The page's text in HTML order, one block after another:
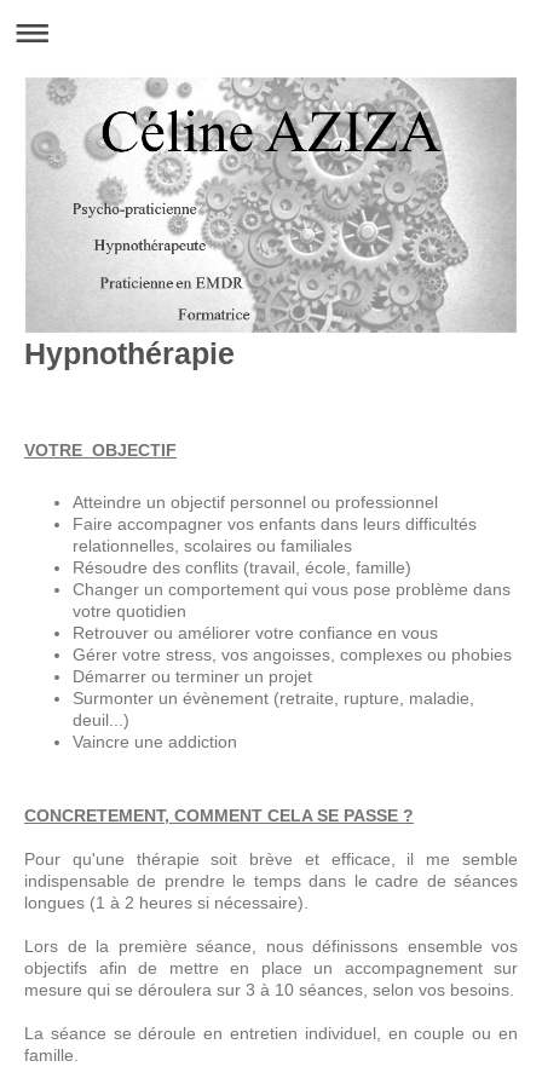
Hypnothérapie
VOTRE OBJECTIF
Atteindre un objectif personnel ou professionnel
Faire accompagner vos enfants dans leurs difficultés
relationnelles, scolaires ou familiales
Résoudre des conflits (travail, école, famille)
Changer un comportement qui vous pose problème dans
votre quotidien
Retrouver ou améliorer votre confiance en vous
Gérer votre stress, vos angoisses, complexes ou phobies
Démarrer ou terminer un projet
Surmonter un évènement (retraite, rupture, maladie,
deuil...)
Vaincre une addiction
CONCRETEMENT, COMMENT CELA SE PASSE ?
Pour qu'une thérapie soit brève et efficace, il me semble
indispensable de prendre le temps dans le cadre de séances
longues (1 à 2 heures si nécessaire).
Lors de la première séance, nous définissons ensemble vos
objectifs afin de mettre en place un accompagnement sur
mesure qui se déroulera sur 3 à 10 séances, selon vos besoins.
La séance se déroule en entretien individuel, en couple ou en
famille.